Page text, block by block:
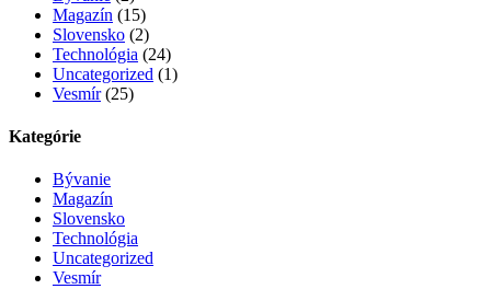
Magazín (15)
Slovensko (2)
Technológia (24)
Uncategorized (1)
Vesmír(25)
Kategórie
Bývanie
Magazín
Slovensko
Technológia
Uncategorized
Vesmír